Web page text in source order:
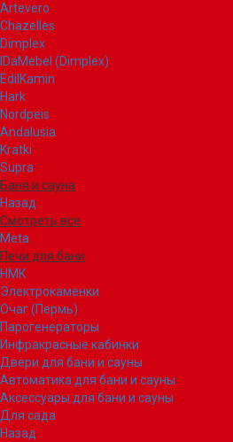
Artevero
Chazelles
Dimplex
IDaMebel (Dimplex)
EdilKamin
Hark
Nordpeis
Andalusia
Kratki
Supra
Баня и сауна
Назад
Смотреть все
Meta
Печи для бани
НМК
Электрокаменки
Очаг (Пермь)
Парогенераторы
Инфракрасные кабинки
Двери для бани и сауны
Автоматика для бани и сауны
Аксессуары для бани и сауны
Для сада
Назад